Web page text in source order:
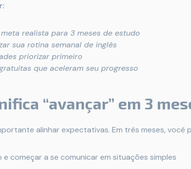
realista para 3 meses de estudo
sua rotina semanal de inglês
priorizar primeiro
que aceleram seu progresso
“avançar” em 3
alinhar expectativas. Em três meses, você
e começar a se comunicar em situações simples